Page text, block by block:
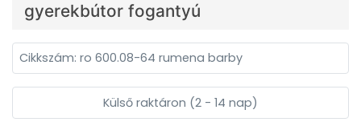
gyerekbútor fogantyú
Cikkszám: ro 600.08-64 rumena barby
Külső raktáron (2 - 14 nap)